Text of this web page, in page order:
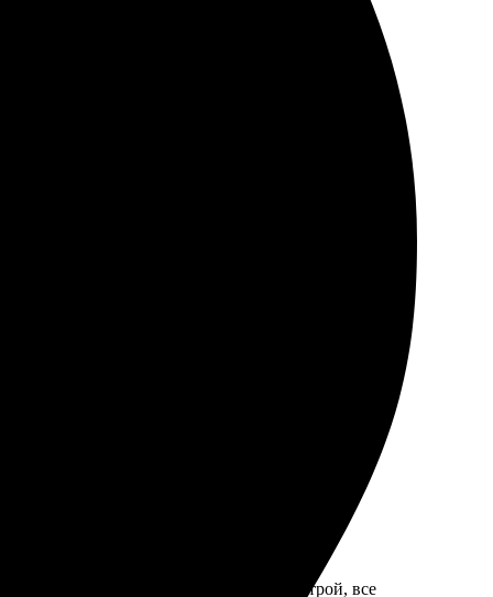
заказывать именно здесь!
на связи, всегда помогут с форматом.
всегда на связи. Результат порадовал!
все цвета яркие. Доставка была быстрой, все